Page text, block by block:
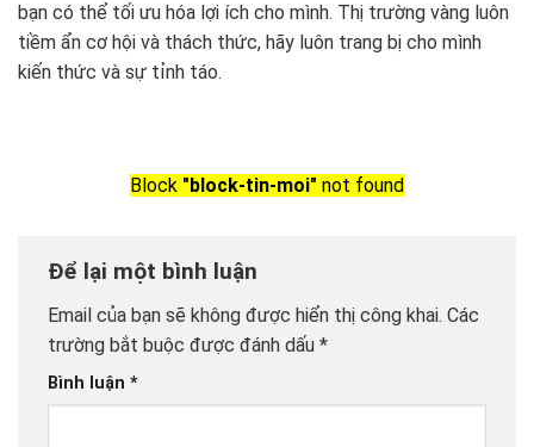
bạn có thể tối ưu hóa lợi ích cho mình. Thị trường vàng luôn
tiềm ẩn cơ hội và thách thức, hãy luôn trang bị cho mình
kiến thức và sự tỉnh táo.
Block "block-tin-moi" not found
Để lại một bình luận
Email của bạn sẽ không được hiển thị công khai. Các
trường bắt buộc được đánh dấu *
Bình luận *